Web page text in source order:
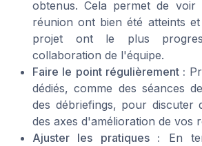
obtenus. Cela permet de voir
réunion ont bien été atteints
projet ont le plus
collaboration de l'équipe.
Faire le point régulièrement :
dédiés, comme des séances
des débriefings, pour discuter
des axes d'amélioration de vos
Ajuster les pratiques : En